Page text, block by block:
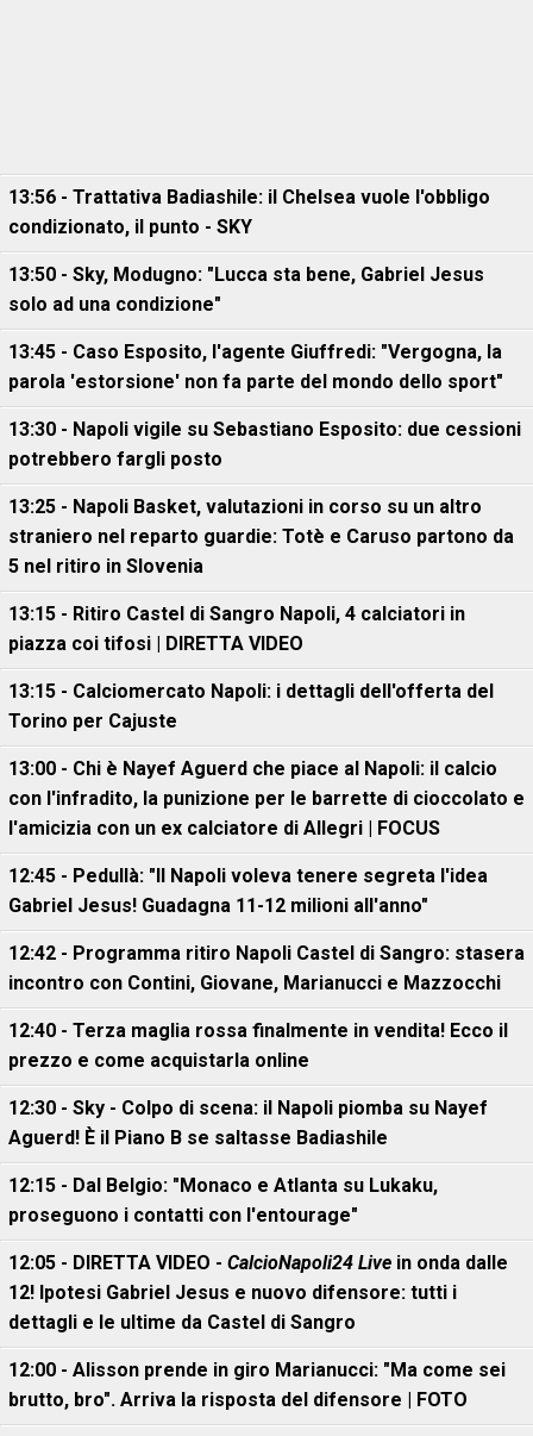
13:56 - Trattativa Badiashile: il Chelsea vuole l'obbligo
condizionato, il punto - SKY
13:50 - Sky, Modugno: "Lucca sta bene, Gabriel Jesus
solo ad una condizione"
13:45 - Caso Esposito, l'agente Giuffredi: "Vergogna, la
parola 'estorsione' non fa parte del mondo dello sport"
13:30 - Napoli vigile su Sebastiano Esposito: due cessioni
potrebbero fargli posto
13:25 - Napoli Basket, valutazioni in corso su un altro
straniero nel reparto guardie: Totè e Caruso partono da
5 nel ritiro in Slovenia
13:15 - Ritiro Castel di Sangro Napoli, 4 calciatori in
piazza coi tifosi | DIRETTA VIDEO
13:15 - Calciomercato Napoli: i dettagli dell'offerta del
Torino per Cajuste
13:00 - Chi è Nayef Aguerd che piace al Napoli: il calcio
con l'infradito, la punizione per le barrette di cioccolato e
l'amicizia con un ex calciatore di Allegri | FOCUS
12:45 - Pedullà: "Il Napoli voleva tenere segreta l'idea
Gabriel Jesus! Guadagna 11-12 milioni all'anno"
12:42 - Programma ritiro Napoli Castel di Sangro: stasera
incontro con Contini, Giovane, Marianucci e Mazzocchi
12:40 - Terza maglia rossa finalmente in vendita! Ecco il
prezzo e come acquistarla online
12:30 - Sky - Colpo di scena: il Napoli piomba su Nayef
Aguerd! È il Piano B se saltasse Badiashile
12:15 - Dal Belgio: "Monaco e Atlanta su Lukaku,
proseguono i contatti con l'entourage"
12:05 - DIRETTA VIDEO - CalcioNapoli24 Live in onda dalle
12! Ipotesi Gabriel Jesus e nuovo difensore: tutti i
dettagli e le ultime da Castel di Sangro
12:00 - Alisson prende in giro Marianucci: "Ma come sei
brutto, bro". Arriva la risposta del difensore | FOTO